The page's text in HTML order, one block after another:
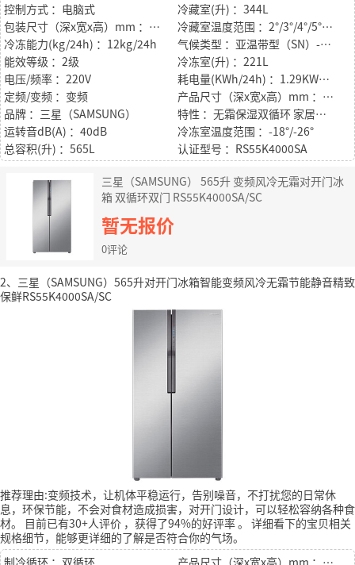
控制方式 ：电脑式
冷藏室(升) ：344L
包装尺寸（深x宽x高）mm ：974 × 776 × 1907
冷藏室温度范围 ：2°/3°/4°/5°/7°
冷冻能力(kg/24h) ：12kg/24h
气候类型 ：亚温带型（SN）-温带型（N）-亚热带型（ST）
能效等级 ：2级
冷冻室(升) ：221L
电压/频率 ：220V
耗电量(KWh/24h) ：1.29KWh/24h
定频/变频 ：变频
产品尺寸（深x宽x高）mm ：912 x 700 x 1789
品牌 ：三星（SAMSUNG）
特性 ：无霜保湿双循环 家居美学 大容量
运转音dB(A) ：40dB
冷冻室温度范围 ：-18°/-26°
总容积(升) ：565L
认证型号 ：RS55K4000SA
三星（SAMSUNG） 565升 变频风冷无霜对开门冰
箱 双循环双门 RS55K4000SA/SC
暂无报价
0评论
2、三星（SAMSUNG）565升对开门冰箱智能变频风冷无霜节能静音精致
保鲜RS55K4000SA/SC
推荐理由:变频技术，让机体平稳运行，告别噪音，不打扰您的日常休
息，环保节能，不会对食材造成损害，对开门设计，可以轻松容纳各种食
材。
目前已有30+人评价 ，获得了94%的好评率。 详细看下的宝贝相关
规格细节，能够更详细的了解是否符合你的气场。
制冷循环 ：双循环
产品尺寸（深x宽x高）mm ：700X912X1789